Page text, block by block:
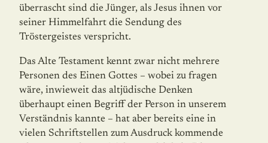
überrascht sind die Jünger, als Jesus ihnen vor
seiner Himmelfahrt die Sendung des
Tröstergeistes verspricht.
Das Alte Testament kennt zwar nicht mehrere
Personen des Einen Gottes – wobei zu fragen
wäre, inwieweit das altjüdische Denken
überhaupt einen Begriff der Person in unserem
Verständnis kannte – hat aber bereits eine in
vielen Schriftstellen zum Ausdruck kommende